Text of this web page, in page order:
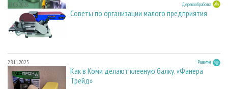
23.03.2026 Деревообработка
Советы по организации малого предприятия
28.11.2025 Развитие
Как в Коми делают клееную балку. «Фанера
Трейд»